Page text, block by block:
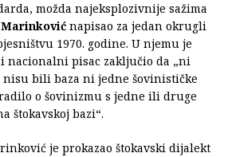
možda najeksplozivnije sažima
napisao za jedan okrugli
1970. godine. U njemu je
nacionalni pisac zaključio da „ni
nisu bili baza ni jedne šovinističke
o šovinizmu s jedne ili druge
štokavskoj bazi“.
je prokazao štokavski dijalekt